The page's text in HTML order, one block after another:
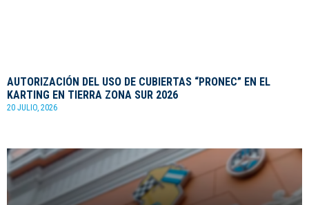
AUTORIZACIÓN DEL USO DE CUBIERTAS “PRONEC” EN EL
KARTING EN TIERRA ZONA SUR 2026
20 JULIO, 2026